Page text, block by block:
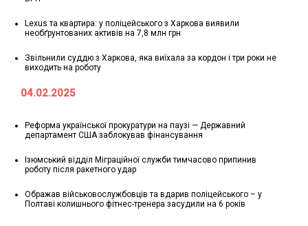
Lexus та квартира: у поліцейського з Харкова виявили
необґрунтованих активів на 7,8 млн грн
Звільнили суддю з Харкова, яка виїхала за кордон і три роки не
виходить на роботу
04.02.2025
Реформа української прокуратури на паузі — Державний
департамент США заблокував фінансування
Ізюмський відділ Міграційної служби тимчасово припинив
роботу після ракетного удар
Ображав військовослужбовців та вдарив поліцейського – у
Полтаві колишнього фітнес-тренера засудили на 6 років